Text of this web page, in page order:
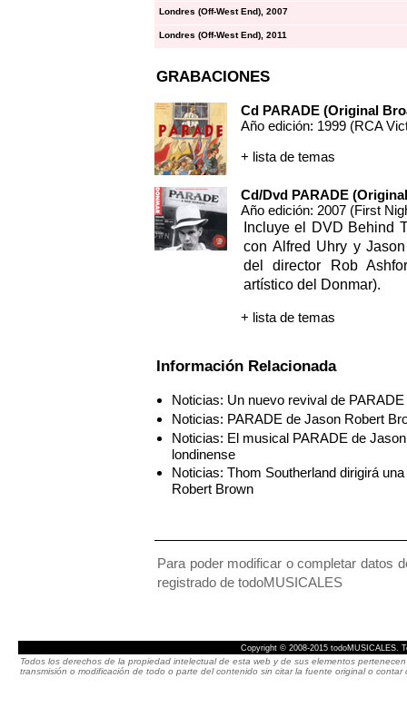
Londres (Off-West End), 2007
Londres (Off-West End), 2011
GRABACIONES
Cd PARADE (Original
Año edición: 1999 (RCA
+ lista de temas
Cd/Dvd PARADE
Año edición: 2007 (First
Incluye el DVD Behind
con Alfred Uhry y
del director Rob
artístico del Donmar).
+ lista de temas
Información Relacionada
Noticias: Un nuevo revival de
Noticias: PARADE de Jason Robert
Noticias: El musical PARADE de
londinense
Noticias: Thom Southerland dirigirá
Robert Brown
Para poder modificar o completar datos
registrado de todoMUSICALES
Copyright © 2008-2015 todoMUSICALES.
Todos los derechos de la propiedad intelectual de esta web y de sus elementos
transmisión o modificación de todo o parte del contenido sin citar la fuente original o